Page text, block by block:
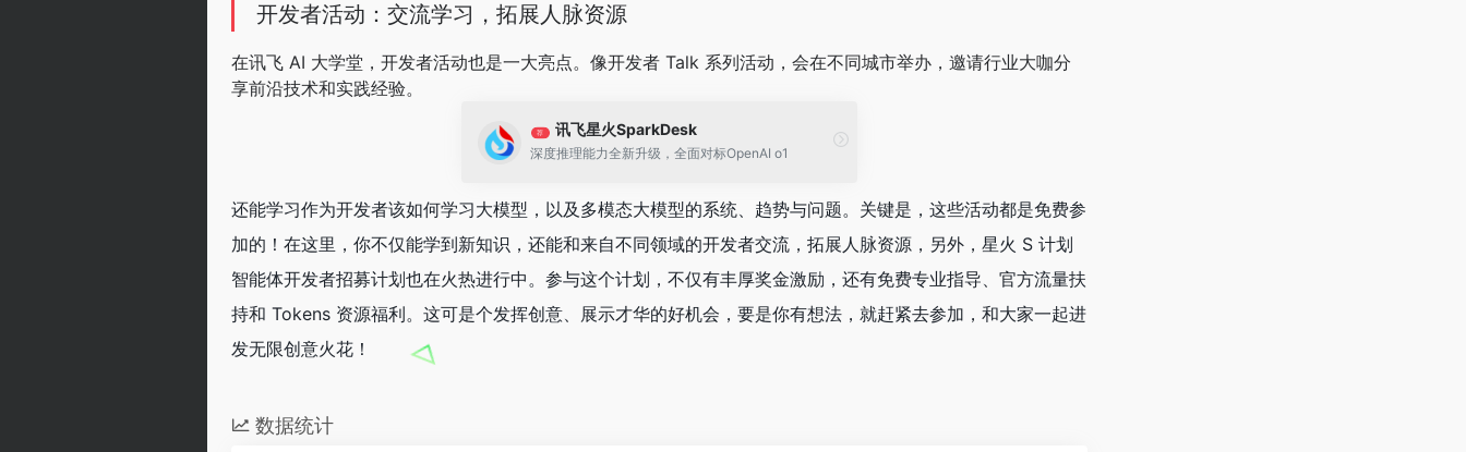
开发者活动：交流学习，拓展人脉资源
在讯飞 AI 大学堂，开发者活动也是一大亮点。像开发者 Talk 系列活动，会在不同城市举办，邀请行业大咖分
享前沿技术和实践经验。
荐 讯飞星火SparkDesk
深度推理能力全新升级，全面对标OpenAI o1
还能学习作为开发者该如何学习大模型，以及多模态大模型的系统、趋势与问题。关键是，这些活动都是免费参
加的！在这里，你不仅能学到新知识，还能和来自不同领域的开发者交流，拓展人脉资源，另外，星火 S 计划
智能体开发者招募计划也在火热进行中。参与这个计划，不仅有丰厚奖金激励，还有免费专业指导、官方流量扶
持和 Tokens 资源福利。这可是个发挥创意、展示才华的好机会，要是你有想法，就赶紧去参加，和大家一起进
发无限创意火花！
数据统计